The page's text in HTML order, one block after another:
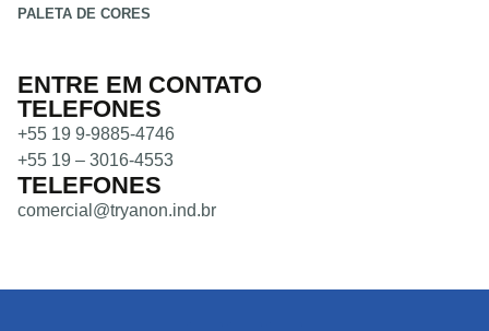
PALETA DE CORES
ENTRE EM CONTATO
TELEFONES
+55 19 9-9885-4746
+55 19 – 3016-4553
TELEFONES
comercial@tryanon.ind.br